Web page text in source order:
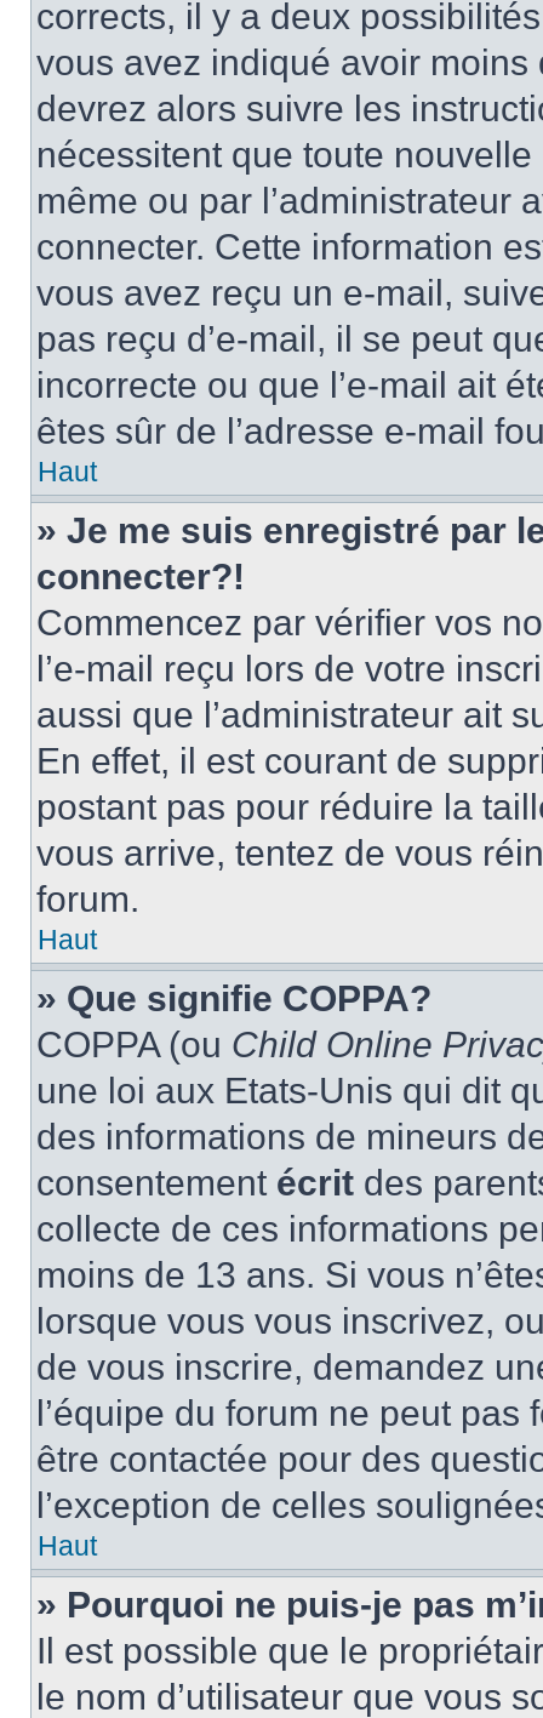
corrects, il y a deux
vous avez indiqué avoir moins
devrez alors suivre les
nécessitent que toute
même ou par l’administrateur
connecter. Cette information
vous avez reçu un e-mail,
pas reçu d’e-mail, il se peut
incorrecte ou que l’e-mail ait
êtes sûr de l’adresse e-mail
Haut
» Je me suis enregistré par
connecter?!
Commencez par vérifier vos
l’e-mail reçu lors de votre
aussi que l’administrateur ait
En effet, il est courant de
postant pas pour réduire la
vous arrive, tentez de vous
forum.
Haut
» Que signifie COPPA?
COPPA (ou Child Online
une loi aux Etats-Unis qui dit
des informations de mineurs
consentement écrit des
collecte de ces informations
moins de 13 ans. Si vous
lorsque vous vous inscrivez,
de vous inscrire, demandez
l’équipe du forum ne peut
être contactée pour des
l’exception de celles
Haut
» Pourquoi ne puis-je pas
Il est possible que le
le nom d’utilisateur que vous